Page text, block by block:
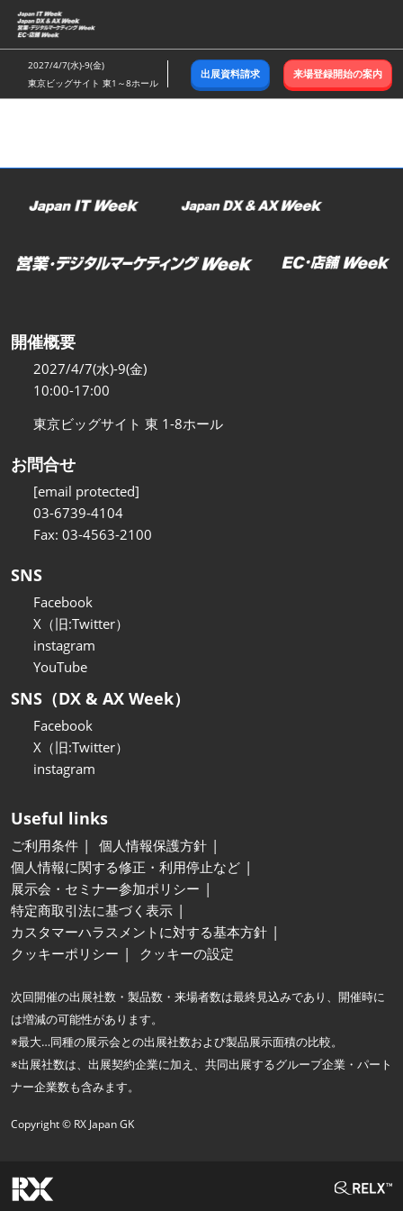
ス
キ
ッ
し
む
2027/4/7(水)-9(金)
東京ビッグサイト 東1～8ホール
出展資料請求 来場登録開始の案内
開催概要
2027/4/7(水)-9(金)
10:00-17:00
東京ビッグサイト 東 1-8ホール
お問合せ
[email protected]
03-6739-4104
Fax: 03-4563-2100
SNS
Facebook
X（旧:Twitter）
instagram
YouTube
SNS（DX & AX Week）
Facebook
X（旧:Twitter）
instagram
Useful links
ご利用条件
個人情報保護方針
個人情報に関する修正・利用停止など
展示会・セミナー参加ポリシー
特定商取引法に基づく表示
カスタマーハラスメントに対する基本方針
クッキーポリシー
クッキーの設定
次回開催の出展社数・製品数・来場者数は最終見込みであり、開催時に
は増減の可能性があります。
※最大…同種の展示会との出展社数および製品展示面積の比較。
※出展社数は、出展契約企業に加え、共同出展するグループ企業・パート
ナー企業数も含みます。
Copyright © RX Japan GK